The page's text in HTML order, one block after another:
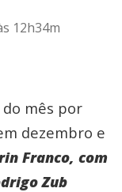
12h34m
mês por
dezembro e
Franco, com
Zub